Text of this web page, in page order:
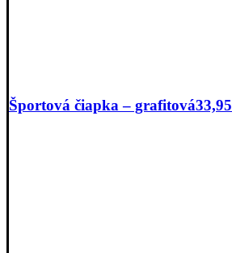
Športová čiapka – grafitová33,95